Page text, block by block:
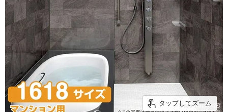
タップしてズーム